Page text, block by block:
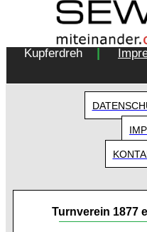
Copyright 2018 -
Kupferdreh
|
Turnverein 1877